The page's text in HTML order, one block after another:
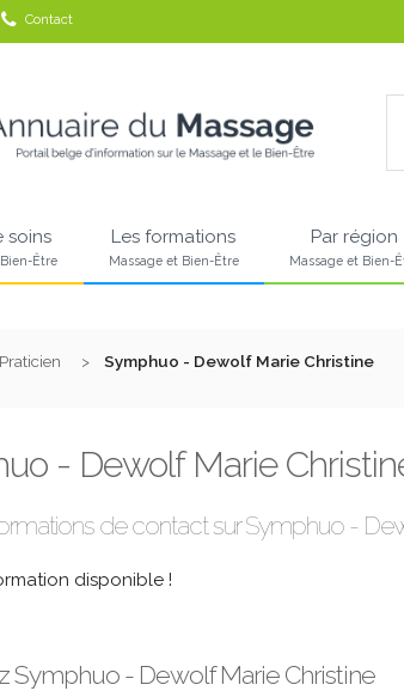
Contact
soins
Être
Les formations
Massage et Bien-Être
Par région
Massage et Bien-
Praticien Symphuo - Dewolf Marie Christine
- Dewolf Marie
de contact sur Symphuo -
disponible !
Symphuo - Dewolf Marie Christine